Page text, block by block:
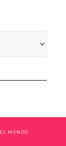
EL MUNDO